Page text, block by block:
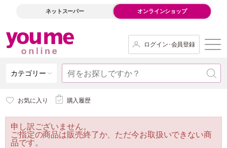
ネットスーパー オンラインショップ
ログイン･会員登録
カテゴリー
お気に入り 購入履歴
申し訳ございません。
ご指定の商品は販売終了か、ただ今お取扱いできない商
品です。